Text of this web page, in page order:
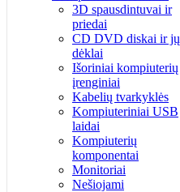
3D spausdintuvai ir
priedai
CD DVD diskai ir jų
dėklai
Išoriniai kompiuterių
įrenginiai
Kabelių tvarkyklės
Kompiuteriniai USB
laidai
Kompiuterių
komponentai
Monitoriai
Nešiojami